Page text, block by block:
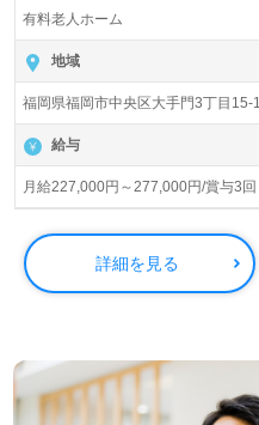
入居定員65名（65室/全室個
園』桜十字グループ（本社
す。グループ従業員数
院、歯科支援、予防医療、
療メディア、フィットネス
開されています。
◎次のステージは『Happy
ル）』桜十字大手門病院様
ンしませんか◎
看護助手や介護職経験のあ
職を目指される方も幅広く
す。働きながらキャリアア
先輩職員様からのサポート
イント！『ご利用者様のお
有料老人ホーム
地域
福岡県福岡市中央区大手門3丁目15-1
給与
月給227,000円～277,000円/賞与3回
詳細を見る